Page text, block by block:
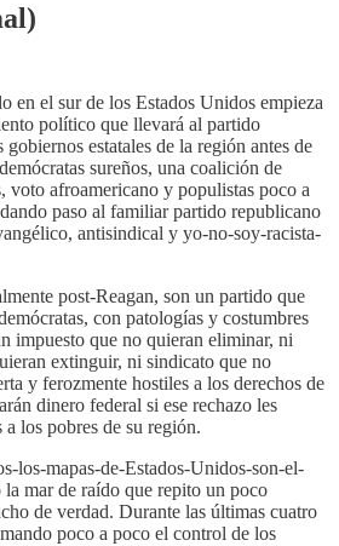
en el sur de los Estados Unidos empieza
político que llevará al partido
estatales de la región antes de
sureños, una coalición de
voto afroamericano y populistas poco a
paso al familiar partido republicano
antisindical y yo-no-soy-racista-
post-Reagan, son un partido que
con patologías y costumbres
impuesto que no quieran eliminar, ni
extinguir, ni sindicato que no
y ferozmente hostiles a los derechos de
dinero federal si ese rechazo les
los pobres de su región.
los-mapas-de-Estados-Unidos-son-el-
mar de raído que repito un poco
de verdad. Durante las últimas cuatro
poco a poco el control de los